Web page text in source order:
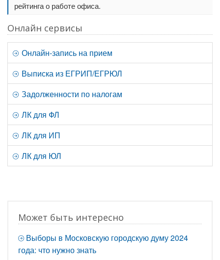
рейтинга о работе офиса.
Онлайн сервисы
Онлайн-запись на прием
Выписка из ЕГРИП/ЕГРЮЛ
Задолженности по налогам
ЛК для ФЛ
ЛК для ИП
ЛК для ЮЛ
Может быть интересно
Выборы в Московскую городскую думу 2024
года: что нужно знать